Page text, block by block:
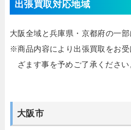
出張買取対応地域
大阪全域と兵庫県・京都府の一部
※商品内容により出張買取をお
ざます事を予めご了承ください
大阪市